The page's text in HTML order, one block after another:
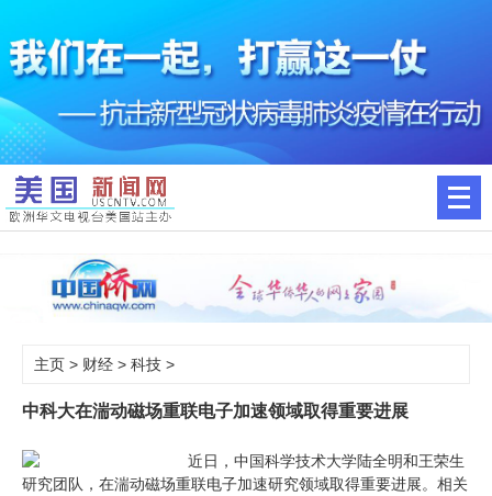
主页 > 财经 > 科技 >
中科大在湍动磁场重联电子加速领域取得重要进展
近日，中国科学技术大学陆全明和王荣生
研究团队，在湍动磁场重联电子加速研究领域取得重要进展。相关